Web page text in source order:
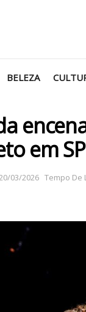
BELEZA
em SP
20/03/2026 Tempo De